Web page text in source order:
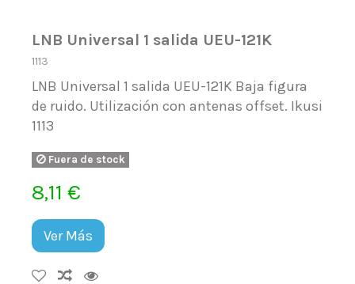
LNB Universal 1 salida UEU-121K
1113
LNB Universal 1 salida UEU-121K Baja figura
de ruido. Utilización con antenas offset. Ikusi
1113
Fuera de stock
8,11 €
Ver Más